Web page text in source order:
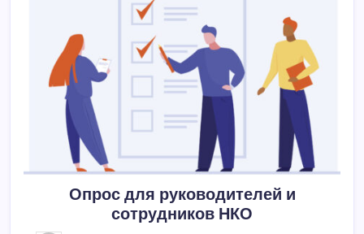
Опрос для руководителей и
сотрудников НКО